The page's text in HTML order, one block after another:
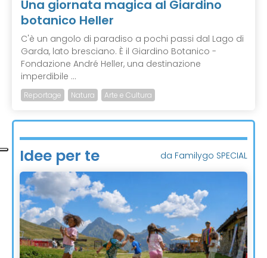
Una giornata magica al Giardino
botanico Heller
C'è un angolo di paradiso a pochi passi dal Lago di
Garda, lato bresciano. È il Giardino Botanico -
Fondazione André Heller, una destinazione
imperdibile ...
Reportage Natura Arte e Cultura
Idee per te da Familygo SPECIAL